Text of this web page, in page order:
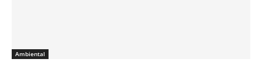
Ambiental